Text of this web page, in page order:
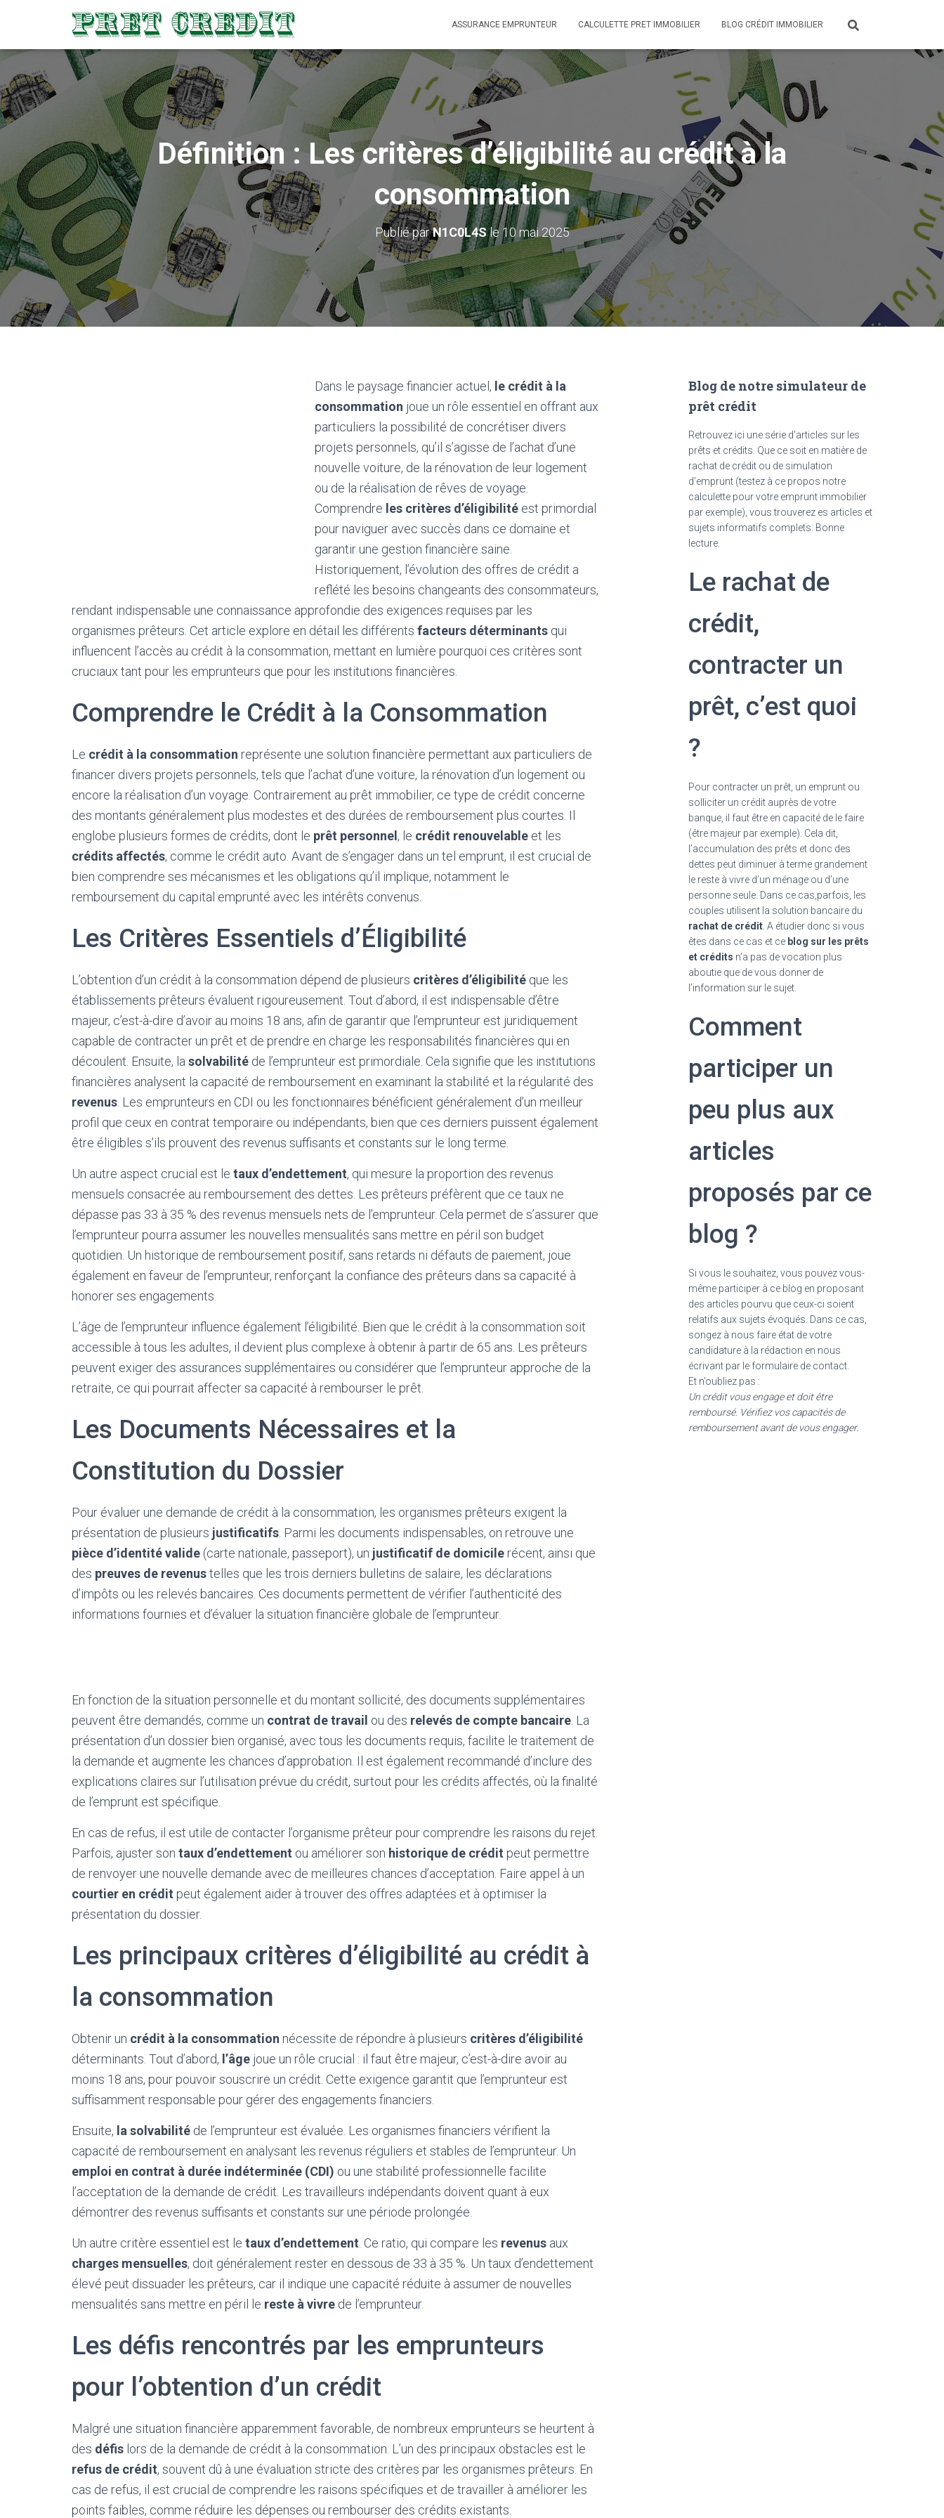
ASSURANCE EMPRUNTEUR CALCULETTE PRET IMMOBILIER BLOG CRÉDIT IMMOBILIER
Définition : Les critères d’éligibilité au crédit à la
consommation
Publié parN1C0L4Sle 10 mai 2025
Dans le paysage financier actuel, le crédit à la
consommation joue un rôle essentiel en offrant aux
particuliers la possibilité de concrétiser divers
projets personnels, qu’il s’agisse de l’achat d’une
nouvelle voiture, de la rénovation de leur logement
ou de la réalisation de rêves de voyage.
Comprendre les critères d’éligibilité est primordial
pour naviguer avec succès dans ce domaine et
garantir une gestion financière saine.
Historiquement, l’évolution des offres de crédit a
reflété les besoins changeants des consommateurs,
rendant indispensable une connaissance approfondie des exigences requises par les
organismes prêteurs. Cet article explore en détail les différents facteurs déterminants qui
influencent l’accès au crédit à la consommation, mettant en lumière pourquoi ces critères sont
cruciaux tant pour les emprunteurs que pour les institutions financières.
Comprendre le Crédit à la Consommation
Le crédit à la consommation représente une solution financière permettant aux particuliers de
financer divers projets personnels, tels que l’achat d’une voiture, la rénovation d’un logement ou
encore la réalisation d’un voyage. Contrairement au prêt immobilier, ce type de crédit concerne
des montants généralement plus modestes et des durées de remboursement plus courtes. Il
englobe plusieurs formes de crédits, dont le prêt personnel , le crédit renouvelable et les
crédits affectés, comme le crédit auto. Avant de s’engager dans un tel emprunt, il est crucial de
bien comprendre ses mécanismes et les obligations qu’il implique, notamment le
remboursement du capital emprunté avec les intérêts convenus.
Les Critères Essentiels d’Éligibilité
L’obtention d’un crédit à la consommation dépend de plusieurs critères d’éligibilité que les
établissements prêteurs évaluent rigoureusement. Tout d’abord, il est indispensable d’être
majeur, c’est-à-dire d’avoir au moins 18 ans, afin de garantir que l’emprunteur est juridiquement
capable de contracter un prêt et de prendre en charge les responsabilités financières qui en
découlent. Ensuite, la solvabilité de l’emprunteur est primordiale. Cela signifie que les institutions
financières analysent la capacité de remboursement en examinant la stabilité et la régularité des
revenus . Les emprunteurs en CDI ou les fonctionnaires bénéficient généralement d’un meilleur
profil que ceux en contrat temporaire ou indépendants, bien que ces derniers puissent également
être éligibles s’ils prouvent des revenus suffisants et constants sur le long terme.
Un autre aspect crucial est le taux d’endettement, qui mesure la proportion des revenus
mensuels consacrée au remboursement des dettes. Les prêteurs préfèrent que ce taux ne
dépasse pas 33 à 35 % des revenus mensuels nets de l’emprunteur. Cela permet de s’assurer que
l’emprunteur pourra assumer les nouvelles mensualités sans mettre en péril son budget
quotidien. Un historique de remboursement positif, sans retards ni défauts de paiement, joue
également en faveur de l’emprunteur, renforçant la confiance des prêteurs dans sa capacité à
honorer ses engagements.
L’âge de l’emprunteur influence également l’éligibilité. Bien que le crédit à la consommation soit
accessible à tous les adultes, il devient plus complexe à obtenir à partir de 65 ans. Les prêteurs
peuvent exiger des assurances supplémentaires ou considérer que l’emprunteur approche de la
retraite, ce qui pourrait affecter sa capacité à rembourser le prêt.
Les Documents Nécessaires et la
Constitution du Dossier
Pour évaluer une demande de crédit à la consommation, les organismes prêteurs exigent la
présentation de plusieurs justificatifs . Parmi les documents indispensables, on retrouve une
pièce d’identité valide (carte nationale, passeport), un justificatif de domicile récent, ainsi que
des preuves de revenustelles que les trois derniers bulletins de salaire, les déclarations
d’impôts ou les relevés bancaires. Ces documents permettent de vérifier l’authenticité des
informations fournies et d’évaluer la situation financière globale de l’emprunteur.
En fonction de la situation personnelle et du montant sollicité, des documents supplémentaires
peuvent être demandés, comme un contrat de travail ou des relevés de compte bancaire . La
présentation d’un dossier bien organisé, avec tous les documents requis, facilite le traitement de
la demande et augmente les chances d’approbation. Il est également recommandé d’inclure des
explications claires sur l’utilisation prévue du crédit, surtout pour les crédits affectés, où la finalité
de l’emprunt est spécifique.
En cas de refus, il est utile de contacter l’organisme prêteur pour comprendre les raisons du rejet.
Parfois, ajuster son taux d’endettement ou améliorer son historique de crédit peut permettre
de renvoyer une nouvelle demande avec de meilleures chances d’acceptation. Faire appel à un
courtier en crédit peut également aider à trouver des offres adaptées et à optimiser la
présentation du dossier.
Les principaux critères d’éligibilité au crédit à
la consommation
Obtenir un crédit à la consommation nécessite de répondre à plusieurs critères d’éligibilité
déterminants. Tout d’abord, l’âge joue un rôle crucial : il faut être majeur, c’est-à-dire avoir au
moins 18 ans, pour pouvoir souscrire un crédit. Cette exigence garantit que l’emprunteur est
suffisamment responsable pour gérer des engagements financiers.
Ensuite, la solvabilité de l’emprunteur est évaluée. Les organismes financiers vérifient la
capacité de remboursement en analysant les revenus réguliers et stables de l’emprunteur. Un
emploi en contrat à durée indéterminée (CDI) ou une stabilité professionnelle facilite
l’acceptation de la demande de crédit. Les travailleurs indépendants doivent quant à eux
démontrer des revenus suffisants et constants sur une période prolongée.
Un autre critère essentiel est le taux d’endettement . Ce ratio, qui compare les revenus aux
charges mensuelles, doit généralement rester en dessous de 33 à 35 %. Un taux d’endettement
élevé peut dissuader les prêteurs, car il indique une capacité réduite à assumer de nouvelles
mensualités sans mettre en péril le reste à vivre de l’emprunteur.
Les défis rencontrés par les emprunteurs
pour l’obtention d’un crédit
Malgré une situation financière apparemment favorable, de nombreux emprunteurs se heurtent à
des défis lors de la demande de crédit à la consommation. L’un des principaux obstacles est le
refus de crédit, souvent dû à une évaluation stricte des critères par les organismes prêteurs. En
cas de refus, il est crucial de comprendre les raisons spécifiques et de travailler à améliorer les
points faibles, comme réduire les dépenses ou rembourser des crédits existants.
Blog de notre simulateur de
prêt crédit
Retrouvez ici une série d’articles sur les
prêts et crédits. Que ce soit en matière de
rachat de crédit ou de simulation
d’emprunt (testez à ce propos notre
calculette pour votre emprunt immobilier
par exemple), vous trouverez es articles et
sujets informatifs complets. Bonne
lecture.
Le rachat de
crédit,
contracter un
prêt, c’est quoi
?
Pour contracter un prêt, un emprunt ou
solliciter un crédit auprès de votre
banque, il faut être en capacité de le faire
(être majeur par exemple). Cela dit,
l’accumulation des prêts et donc des
dettes peut diminuer à terme grandement
le reste à vivre d’un ménage ou d’une
personne seule. Dans ce cas,parfois, les
couples utilisent la solution bancaire du
rachat de crédit. A étudier donc si vous
êtes dans ce cas et ce blog sur les prêts
et crédits n’a pas de vocation plus
aboutie que de vous donner de
l’information sur le sujet.
Comment
participer un
peu plus aux
articles
proposés par ce
blog ?
Si vous le souhaitez, vous pouvez vous-
même participer à ce blog en proposant
des articles pourvu que ceux-ci soient
relatifs aux sujets évoqués. Dans ce cas,
songez à nous faire état de votre
candidature à la rédaction en nous
écrivant par le formulaire de contact.
Et n’oubliez pas :
Un crédit vous engage et doit être
remboursé. Vérifiez vos capacités de
remboursement avant de vous engager.